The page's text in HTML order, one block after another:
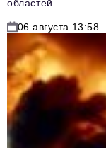
областей.
06 августа 13:58